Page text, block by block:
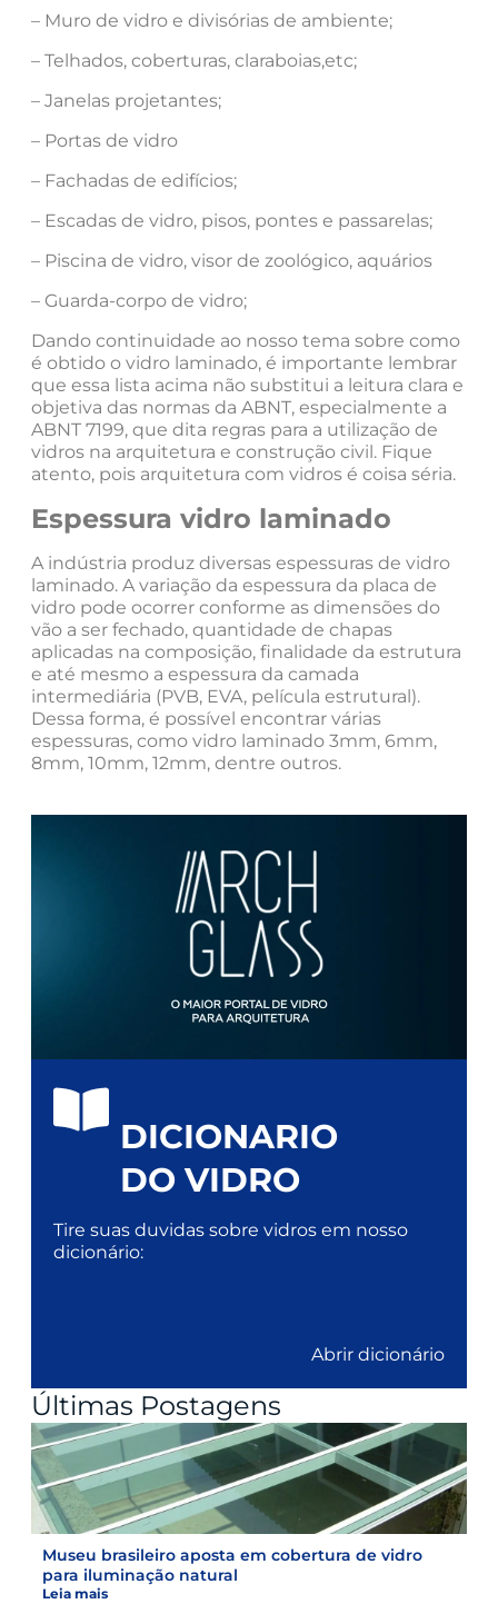
– Muro de vidro e divisórias de ambiente;
– Telhados, coberturas, claraboias,etc;
– Janelas projetantes;
– Portas de vidro
– Fachadas de edifícios;
– Escadas de vidro, pisos, pontes e passarelas;
– Piscina de vidro, visor de zoológico, aquários
– Guarda-corpo de vidro;
Dando continuidade ao nosso tema sobre como
é obtido o vidro laminado, é importante lembrar
que essa lista acima não substitui a leitura clara e
objetiva das normas da ABNT, especialmente a
ABNT 7199, que dita regras para a utilização de
vidros na arquitetura e construção civil. Fique
atento, pois arquitetura com vidros é coisa séria.
Espessura vidro laminado
A indústria produz diversas espessuras de vidro
laminado. A variação da espessura da placa de
vidro pode ocorrer conforme as dimensões do
vão a ser fechado, quantidade de chapas
aplicadas na composição, finalidade da estrutura
e até mesmo a espessura da camada
intermediária (PVB, EVA, película estrutural).
Dessa forma, é possível encontrar várias
espessuras, como vidro laminado 3mm, 6mm,
8mm, 10mm, 12mm, dentre outros.
DICIONARIO
DO VIDRO
Tire suas duvidas sobre vidros em nosso
dicionário:
Abrir dicionário
Últimas Postagens
Museu brasileiro aposta em cobertura de vidro
para iluminação natural
Leia mais